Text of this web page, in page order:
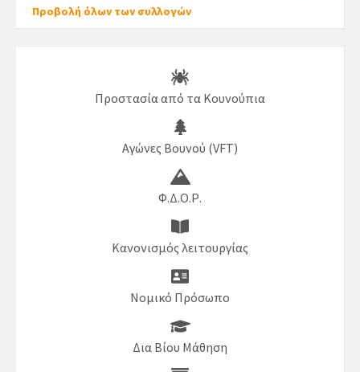
Προβολή όλων των συλλογών
Προστασία από τα Κουνούπια
Αγώνες Βουνού (VFT)
Φ.Δ.Ο.Ρ.
Κανονισμός λειτουργίας
Νομικό Πρόσωπο
Δια Βίου Μάθηση